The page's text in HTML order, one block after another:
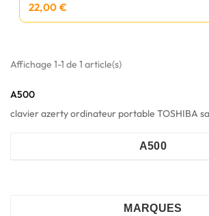
22,00 €
Affichage 1-1 de 1 article(s)
A500
clavier azerty ordinateur portable TOSHIBA
A500
MARQUES